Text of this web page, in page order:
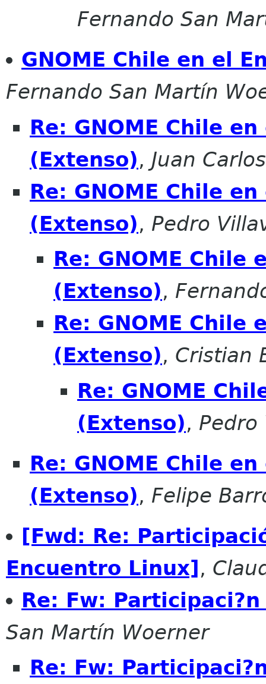
Fernando San
GNOME Chile en el
Fernando San Martín
Re: GNOME Chile
(Extenso), Juan
Re: GNOME Chile
(Extenso), Pedro
Re: GNOME Chile
(Extenso),
Re: GNOME Chile
(Extenso), Cristian
Re: GNOME
(Extenso), Pedro
Re: GNOME Chile
(Extenso), Felipe
[Fwd: Re:
Encuentro Linux],
Re: Fw:
San Martín Woerner
Re: Fw: